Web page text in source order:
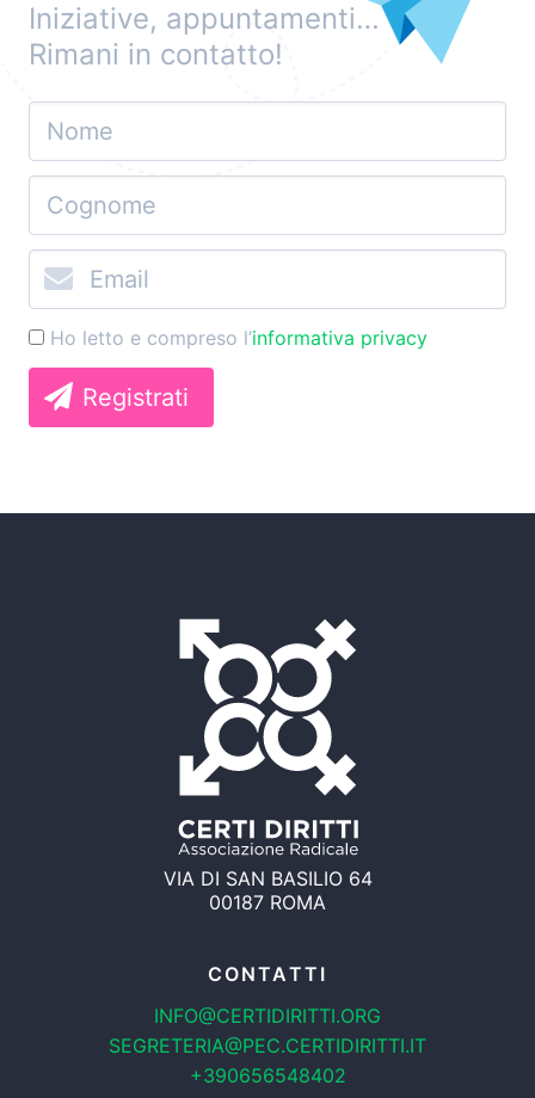
Iniziative, appuntamenti…
Rimani in contatto!
Ho letto e compreso l’informativa privacy
Registrati
VIA DI SAN BASILIO 64
00187 ROMA
CONTATTI
INFO@CERTIDIRITTI.ORG
SEGRETERIA@PEC.CERTIDIRITTI.IT
+390656548402